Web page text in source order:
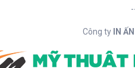
Công ty IN